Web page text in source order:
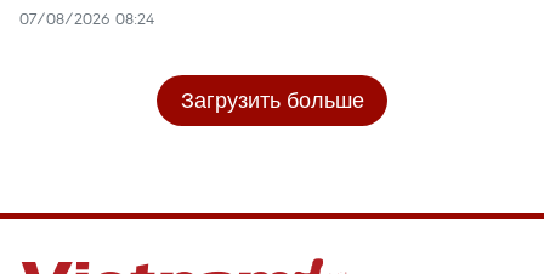
07/08/2026 08:24
Загрузить больше